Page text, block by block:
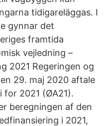
tidigareläggas. I
gynnar det
framtida
vejledning –
2021 Regeringen og
29. maj 2020 aftale
for 2021 (ØA21).
beregningen af den
i 2021,